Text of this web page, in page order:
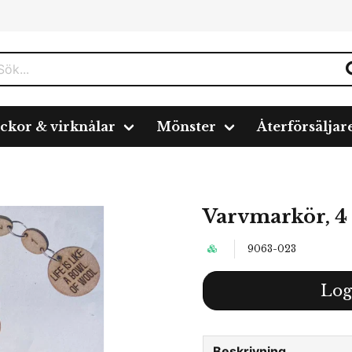
& virknålar Mönster
Varvmarkör,
9063-023